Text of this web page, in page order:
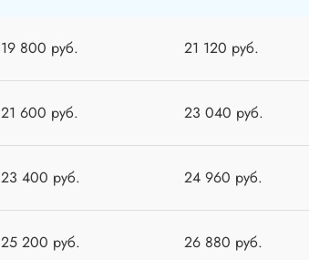
19 800 руб. 21 120 руб.
21 600 руб. 23 040 руб.
23 400 руб. 24 960 руб.
25 200 руб. 26 880 руб.